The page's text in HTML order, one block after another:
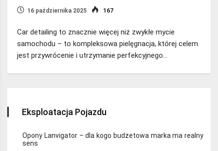
16 października 2025 167
Car detailing to znacznie więcej niż zwykłe mycie
samochodu – to kompleksowa pielęgnacja, której celem
jest przywrócenie i utrzymanie perfekcyjnego…
Eksploatacja Pojazdu
Opony Lanvigator – dla kogo budżetowa marka ma realny
sens